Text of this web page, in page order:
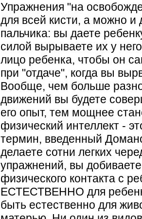
Упражнения "на
для всей кисти, а можно и
пальчика: вы даете
силой вырываете их у
лицо ребенка, чтобы он
при "отдаче", когда вы
Вообще, чем больше
движений вы будете
его опыт, тем мощнее
физический интеллект -
термин, введенный
делаете сотни легких
упражнений, вы
физического контакта с
ЕСТЕСТВЕННО для
быть естественно для